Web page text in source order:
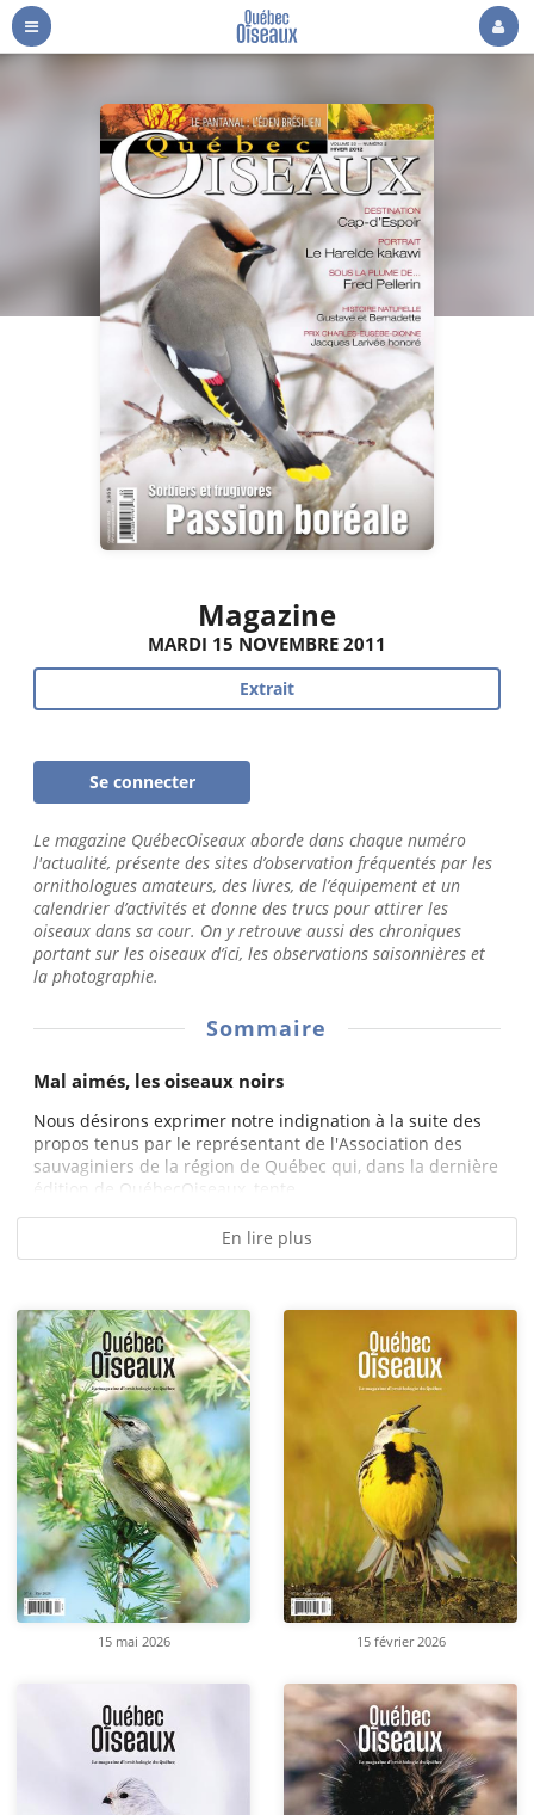
Magazine
MARDI 15 NOVEMBRE 2011
Extrait
Se connecter
Le magazine QuébecOiseaux aborde dans chaque numéro
l'actualité, présente des sites d’observation fréquentés par les
ornithologues amateurs, des livres, de l’équipement et un
calendrier d’activités et donne des trucs pour attirer les
oiseaux dans sa cour. On y retrouve aussi des chroniques
portant sur les oiseaux d’ici, les observations saisonnières et
la photographie.
Sommaire
Mal aimés, les oiseaux noirs
Nous désirons exprimer notre indignation à la suite des
propos tenus par le représentant de l'Association des
sauvaginiers de la région de Québec qui, dans la dernière
édition de QuébecOiseaux, tente...
En lire plus
15 mai 2026 15 février 2026